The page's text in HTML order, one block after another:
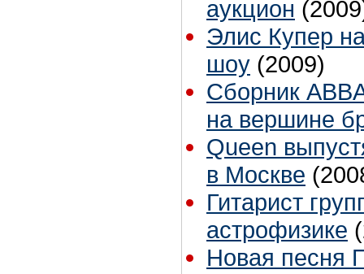
аукцион
Элис Купер
шоу (2009)
Сборник
на вершине
Queen
в Москве
Гитарист
астрофизике
Новая песня